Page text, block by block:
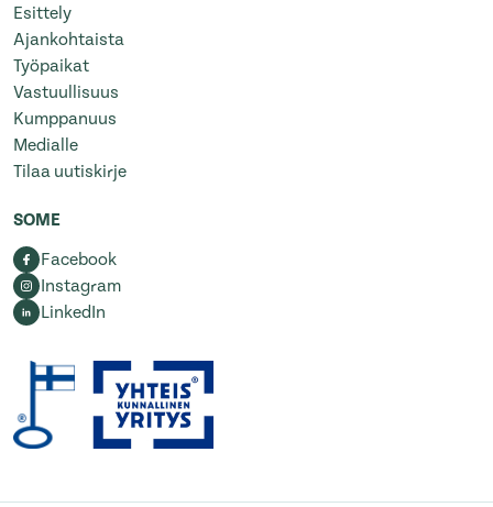
Esittely
Ajankohtaista
Työpaikat
Vastuullisuus
Kumppanuus
Medialle
Tilaa uutiskirje
SOME
Facebook
Instagram
LinkedIn